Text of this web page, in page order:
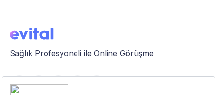
Sağlık Profesyoneli ile Online Görüşme